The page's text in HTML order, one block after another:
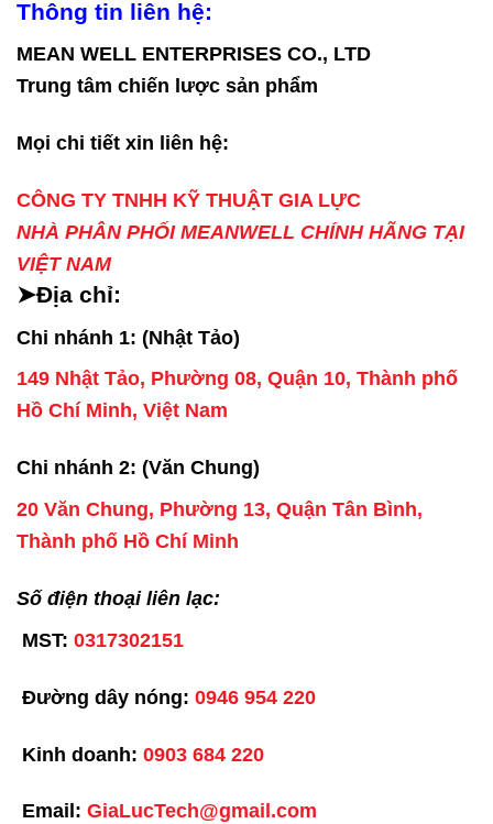
Thông tin liên hệ:
MEAN WELL ENTERPRISES CO., LTD
Trung tâm chiến lược sản phẩm
Mọi chi tiết xin liên hệ:
CÔNG TY TNHH KỸ THUẬT GIA LỰC
NHÀ PHÂN PHỐI MEANWELL CHÍNH HÃNG TẠI
VIỆT NAM
➤Địa chỉ:
Chi nhánh 1: (Nhật Tảo)
149 Nhật Tảo, Phường 08, Quận 10, Thành phố
Hồ Chí Minh, Việt Nam
Chi nhánh 2: (Văn Chung)
20 Văn Chung, Phường 13, Quận Tân Bình,
Thành phố Hồ Chí Minh
Số điện thoại liên lạc:
MST: 0317302151
Đường dây nóng: 0946 954 220
Kinh doanh: 0903 684 220
Email: GiaLucTech@gmail.com